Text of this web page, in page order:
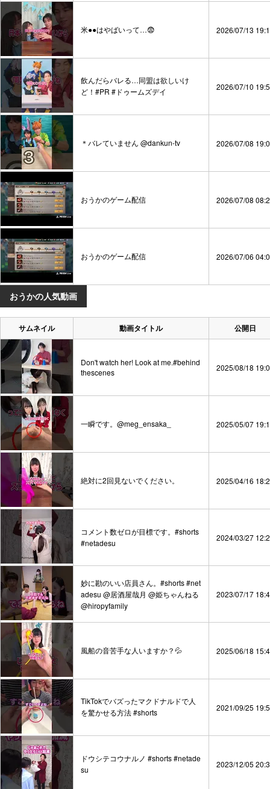
米●●はやばいって…😨 2026/07/13
飲んだらバレる…同盟は欲しいけ
ど！#PR #ドゥームズデイ
2026/07/10
＊バレていません @dankun-tv 2026/07/08
おうかのゲーム配信 2026/07/08
おうかのゲーム配信 2026/07/06
おうかの人気動画
サムネイル 動画タイトル 公開日
Don't watch her! Look at me.#behind
thescenes
2025/08/18
一瞬です。@meg_ensaka_ 2025/05/07
絶対に2回見ないでください。 2025/04/16
コメント数ゼロが目標です。#shorts
#netadesu
2024/03/27
妙に勘のいい店員さん。#shorts #net
adesu @居酒屋哉月 @姫ちゃんねる
@hiropyfamily
2023/07/17
風船の音苦手な人いますか？💦 2025/06/18
TikTokでバズったマクドナルドで人
を驚かせる方法 #shorts
2021/09/25
ドウシテコウナルノ #shorts #netade
su
2023/12/05